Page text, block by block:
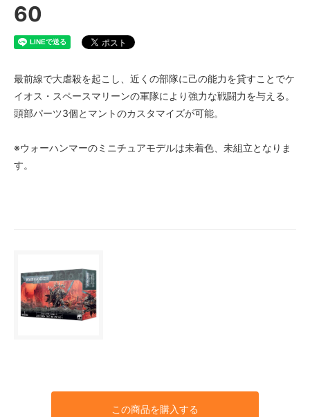
60
最前線で大虐殺を起こし、近くの部隊に己の能力を貸すことでケ
イオス・スペースマリーンの軍隊により強力な戦闘力を与える。
頭部パーツ3個とマントのカスタマイズが可能。
※ウォーハンマーのミニチュアモデルは未着色、未組立となりま
す。
この商品を購入する